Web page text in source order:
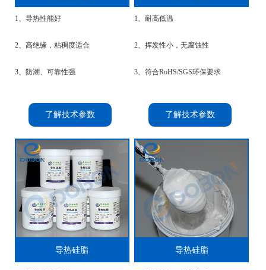
1、导热性能好
2、高绝缘，粘稠度适合
3、防潮、可靠性强
了解技术参数
1、耐高低温
2、挥发性小，无腐蚀性
3、符合RoHS/SGS环保要求
了解技术参数
导热硅脂 导热硅脂